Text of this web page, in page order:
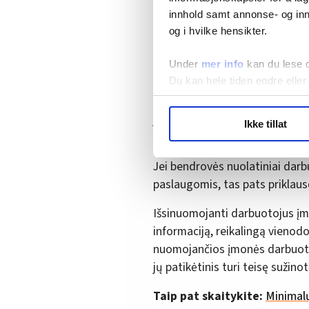
innhold samt annonse- og
og i hvilke hensikter.
Under mer info kan du lese
Du kan hele tiden endre
hvordan våre nettsider blir
annonsering. Disse er
Ikke tillat
kad vienodo požiūrio
bendrovių, nuomojančių
Jei esate nuomojamas
blogesnės sąlygos, tokios
poilsis, naktinis darbas,
juos, alga ir išlaidų
nuolatiniams darbuotojams.
Jei bendrovės nuolatiniai
paslaugomis, tas pats
Išsinuomojanti darbuotojus
informaciją, reikalingą
nuomojančios įmonės
jų patikėtinis turi teisę
Taip pat skaitykite: